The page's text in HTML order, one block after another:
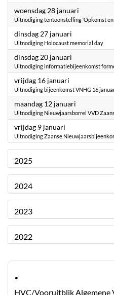
woensdag 28 januari
Uitnodiging tentoonstelling ‘Opkomst
dinsdag 27 januari
Uitnodiging Holocaust memorial day
dinsdag 20 januari
Uitnodiging informatiebijeenkomst
vrijdag 16 januari
Uitnodiging bijeenkomst VNHG 16
maandag 12 januari
Uitnodiging Nieuwjaarsborrel VVD
vrijdag 9 januari
Uitnodiging Zaanse
2025
2024
2023
2022
·
HVC/Vooruitblik Algemene